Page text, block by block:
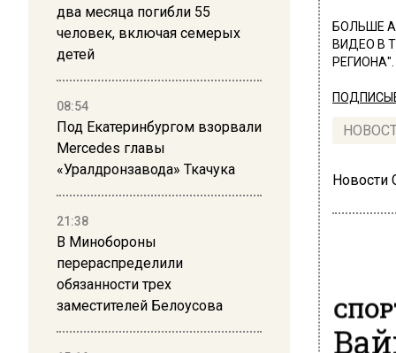
два месяца погибли 55
человек, включая семерых
детей
08:54
Под Екатеринбургом взорвали
Mercedes главы
«Уралдронзавода» Ткачука
21:38
В Минобороны
перераспределили
обязанности трех
заместителей Белоусова
БОЛЬШЕ
ВИДЕО В
РЕГИОНА".